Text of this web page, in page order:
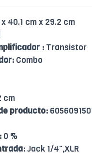
40.1 cm x 29.2 cm
: Transistor
Combo
cm
producto:
0 %
Jack 1/4",XLR